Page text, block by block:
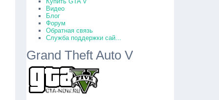
Видео
Блог
Форум
Обратная связь
Служба поддержки сай...
Grand Theft Auto V